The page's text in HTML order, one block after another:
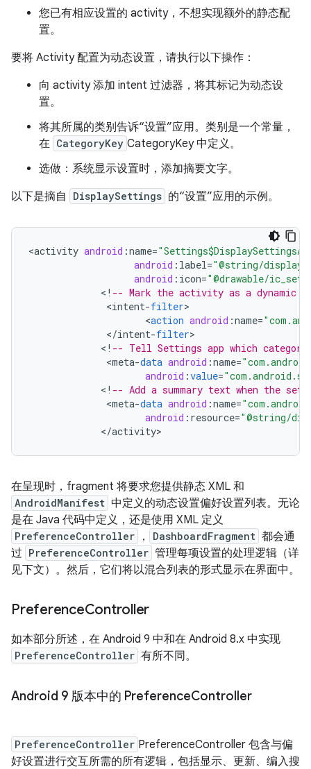
您已有相应设置的 activity，不想实现额外的静态配
置。
要将 Activity 配置为动态设置，请执行以下操作：
向 activity 添加 intent 过滤器，将其标记为动态设
置。
将其所属的类别告诉“设置”应用。类别是一个常量，
在 CategoryKey CategoryKey 中定义。
选做：系统显示设置时，添加摘要文字。
以下是摘自
DisplaySettings 的“设置”应用的示例。
<activity android :name=
android : label="@string/
android : icon="@drawable/
< ! -- Mark the activity as a dynamic
<intent-filter
<action android :name=
</intent-filter
< ! -- Tell Settings app which
<meta-data android :name=
android :value=
< ! -- Add a summary text when the
<meta-data android :name=
android : resource="@string/
</activity>
在呈现时，fragment 将要求您提供静态 XML 和
AndroidManifest 中定义的动态设置偏好设置列表。无论
是在 Java 代码中定义，还是使用 XML 定义
PreferenceController ， DashboardFragment 都会通
过 PreferenceController 管理每项设置的处理逻辑（详
见下文）。然后，它们将以混合列表的形式显示在界面中。
PreferenceController
如本部分所述，在 Android 9 中和在 Android 8.x 中实现
PreferenceController 有所不同。
Android 9 版本中的 PreferenceController
PreferenceController PreferenceController 包含与偏
好设置进行交互所需的所有逻辑，包括显示、更新、编入搜